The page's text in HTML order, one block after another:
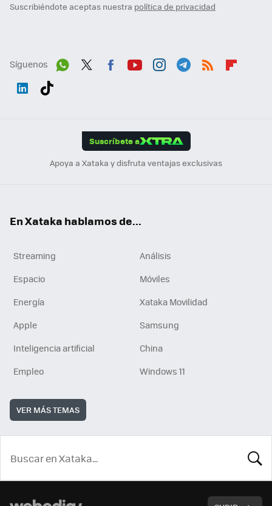
Suscribiéndote aceptas nuestra política de privacidad
Síguenos
Suscríbete a
Apoya a Xataka y disfruta ventajas exclusivas
En Xataka hablamos de...
Streaming
Análisis
Espacio
Móviles
Energía
Xataka Movilidad
Apple
Samsung
Inteligencia artificial
China
Empleo
Windows 11
VER MÁS TEMAS